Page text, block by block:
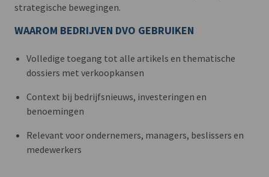
strategische bewegingen.
WAAROM BEDRIJVEN DVO GEBRUIKEN
Volledige toegang tot alle artikels en thematische
dossiers met verkoopkansen
Context bij bedrijfsnieuws, investeringen en
benoemingen
Relevant voor ondernemers, managers, beslissers en
medewerkers